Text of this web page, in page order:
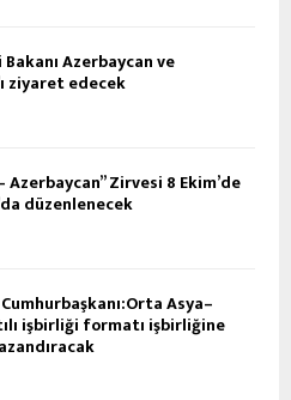
Azerbaycan ve
ziyaret edecek
Azerbaycan” Zirvesi 8 Ekim’de
düzenlenecek
Asya–
işbirliği formatı işbirliğine